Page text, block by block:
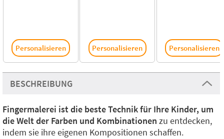
Personalisieren Personalisieren Personalisieren
BESCHREIBUNG
Fingermalerei ist die beste Technik für Ihre Kinder, um
die Welt der Farben und Kombinationen zu entdecken,
indem sie ihre eigenen Kompositionen schaffen.